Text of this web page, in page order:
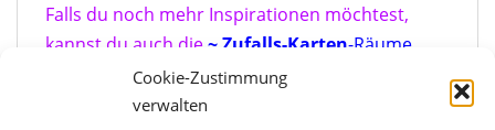
Cookie-Zustimmung
verwalten
Falls du noch mehr Inspirationen möchtest,
kannst du auch die~ Zufalls-Karten-Räume
besuchen, in denen für dich diverse
Impulskarten hinterlegt sind. Dort gibt es :